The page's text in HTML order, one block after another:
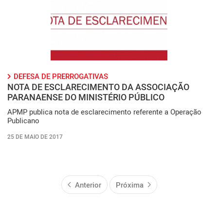
DEFESA DE PRERROGATIVAS
NOTA DE ESCLARECIMENTO DA ASSOCIAÇÃO
PARANAENSE DO MINISTÉRIO PÚBLICO
APMP publica nota de esclarecimento referente a Operação
Publicano
25 DE MAIO DE 2017
Anterior Próxima